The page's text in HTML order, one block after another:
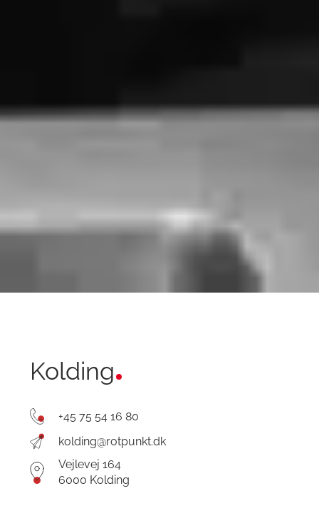
Kolding
+45 75 54 16 80
kolding@rotpunkt.dk
Vejlevej 164
6000 Kolding